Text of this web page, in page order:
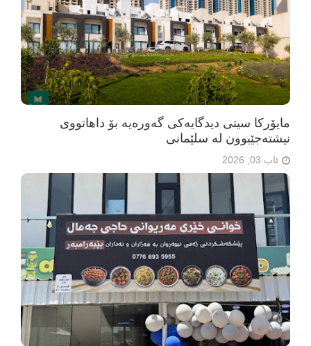
مایۆرکا سیتی دیدگایەکی گەورەیە بۆ داهاتووی
نیشتەجێبوون لە سلێمانی
ئاب 03, 2026